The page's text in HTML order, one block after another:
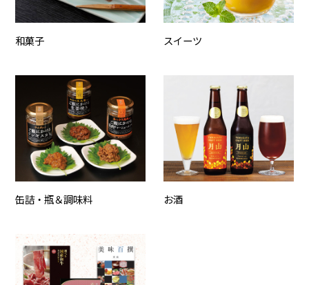
和菓子 スイーツ
缶詰・瓶＆調味料 お酒